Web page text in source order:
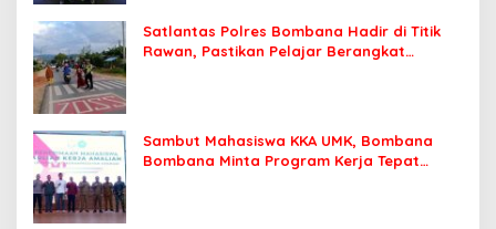
Satlantas Polres Bombana Hadir di Titik
Rawan, Pastikan Pelajar Berangkat
Sambut Mahasiswa KKA UMK, Bombana
Bombana Minta Program Kerja Tepat